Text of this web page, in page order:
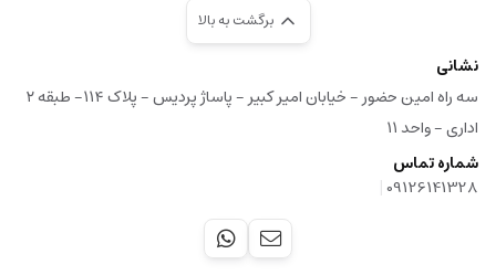
برگشت به بالا
نشانی
سه راه امین حضور - خیابان امیر کبیر - پاساژ پردیس - پلاک ۱۱۴- طبقه ۲
اداری - واحد ۱۱
شماره تماس
09126141328
|